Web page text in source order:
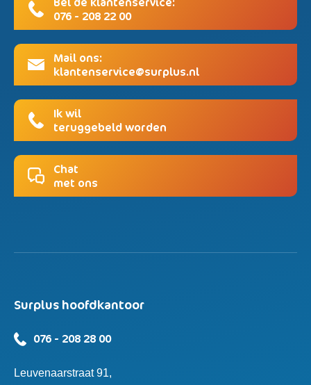
076 - 208 22 00
Mail ons:
klantenservice@surplus.nl
Ik wil
teruggebeld worden
Chat
met ons
Surplus hoofdkantoor
076 - 208 28 00
Leuvenaarstraat 91,